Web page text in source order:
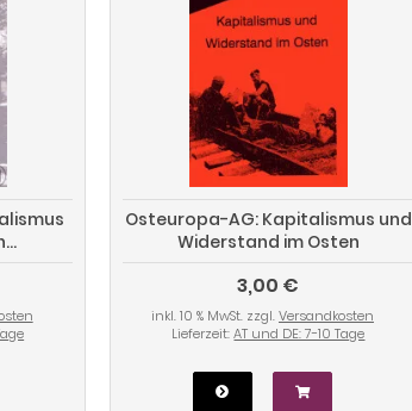
Osteuropa-AG: Kapitalismus und
Widerstand im Osten
3,00 €
inkl. 10 % MwSt. zzgl.Versandkosten
Lieferzeit:AT und DE: 7-10 Tage